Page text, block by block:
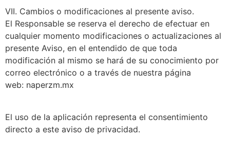
VII. Cambios o modificaciones al presente aviso.
El Responsable se reserva el derecho de efectuar en
cualquier momento modificaciones o actualizaciones al
presente Aviso, en el entendido de que toda
modificación al mismo se hará de su conocimiento por
correo electrónico o a través de nuestra página
web: naperzm.mx
El uso de la aplicación representa el consentimiento
directo a este aviso de privacidad.